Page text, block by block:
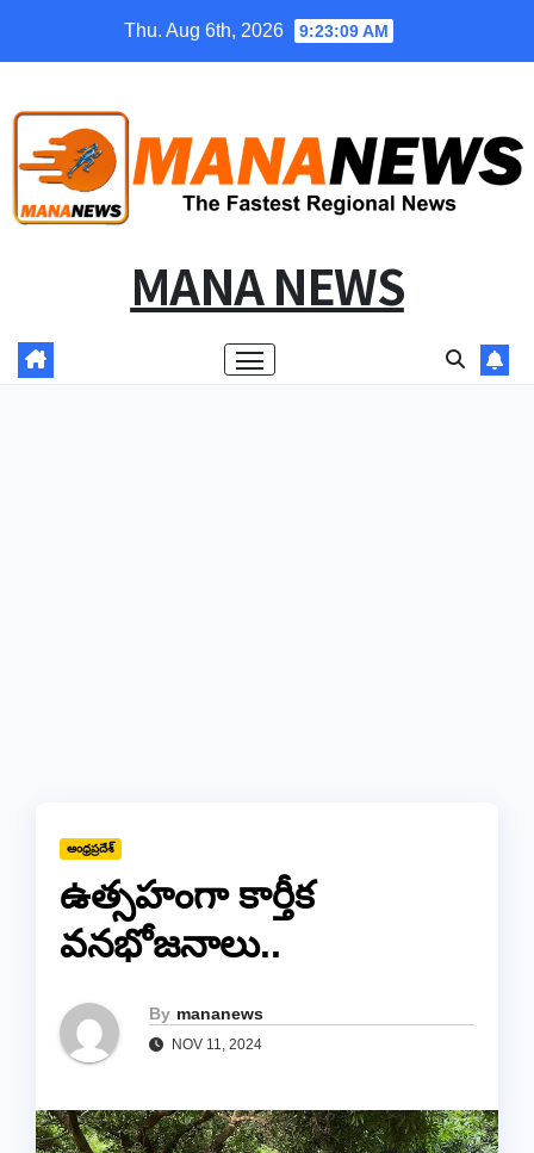
Thu. Aug 6th, 2026 9:23:10 AM
MANA NEWS
ఆంధ్రప్రదేశ్
ఉత్సహంగా కార్తీక
వనభోజనాలు..
By mananews
NOV 11, 2024